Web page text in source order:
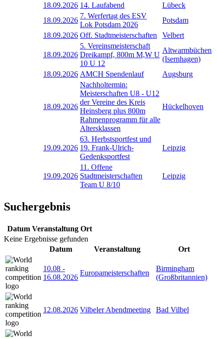
18.09.2026 14. Laufabend
Lübeck
18.09.2026
7. Werfertag des ESV
Lok Potsdam 2026
Potsdam
18.09.2026 Off. Stadtmeisterschaften Velbert
18.09.2026
5. Vereinsmeisterschaft
Dreikampf, 800m M,W U
10 U 12
Altwarmbüchen
(Isernhagen)
18.09.2026 AMCH Spendenlauf Augsburg
18.09.2026
Nachholtermin:
Meisterschaften U8 - U12
der Vereine des Kreis
Heinsberg plus 800m
Rahmenprogramm für alle
Altersklassen
Hückelhoven
19.09.2026
63. Herbstsportfest und
19. Frank-Ulrich-
Gedenksportfest
Leipzig
19.09.2026
11. Offene
Stadtmeisterschaften
Team U 8/10
Leipzig
Suchergebnis
Datum Veranstaltung Ort
Keine Ergebnisse gefunden
Datum
Veranstaltung Ort
10.08 -
16.08.2026
Europameisterschaften
Birmingham
(Großbritannien)
12.08.2026 Vilbeler Abendmeeting Bad Vilbel